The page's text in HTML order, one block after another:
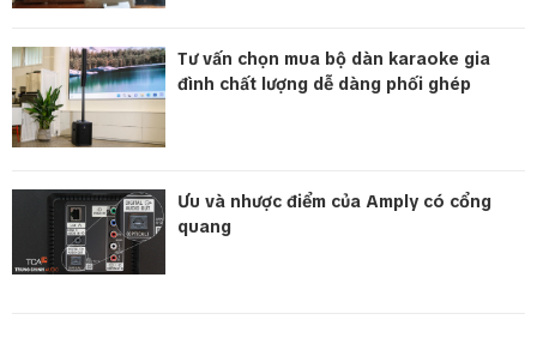
Tư vấn chọn mua bộ dàn karaoke gia
đình chất lượng dễ dàng phối ghép
Ưu và nhược điểm của Amply có cổng
quang